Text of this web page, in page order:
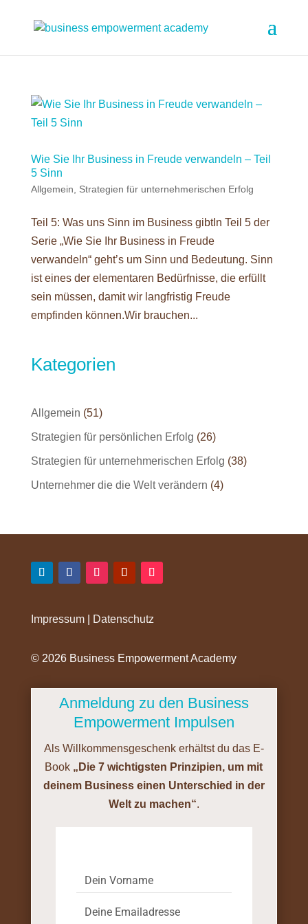
Wie Sie Ihr Business in Freude verwandeln – Teil
5 Sinn
Allgemein Strategien für unternehmerischen Erfolg
Teil 5: Was uns Sinn im Business gibtIn Teil 5 der
Serie „Wie Sie Ihr Business in Freude
verwandeln“ geht’s um Sinn und Bedeutung. Sinn
ist eines der elementaren Bedürfnisse, die erfüllt
sein müssen, damit wir langfristig Freude
empfinden können.Wir brauchen...
Kategorien
Allgemein (51)
Strategien für persönlichen Erfolg (26)
Strategien für unternehmerischen Erfolg (38)
Unternehmer die die Welt verändern (4)
Impressum| Datenschutz
©️ 2026 Business Empowerment Academy
Anmeldung zu den Business
Empowerment Impulsen
Als Willkommensgeschenk erhältst du das E-
Book „Die 7 wichtigsten Prinzipien, um mit
deinem Business einen Unterschied in der
Welt zu machen“.